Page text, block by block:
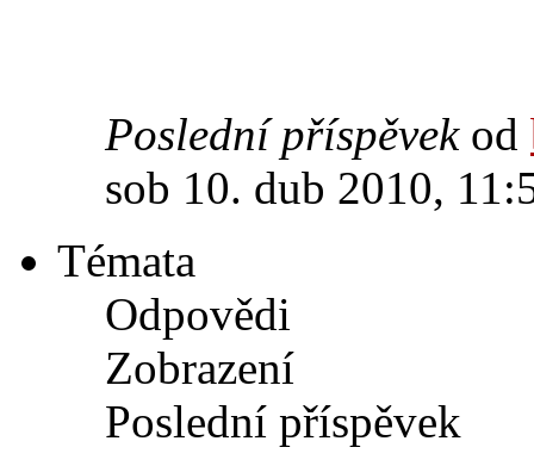
Poslední příspěvek od
sob 10. dub 2010,
Témata
Odpovědi
Zobrazení
Poslední příspěvek